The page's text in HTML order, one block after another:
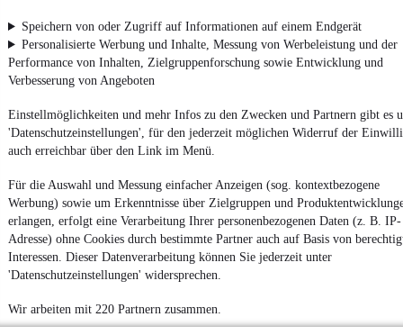
Speichern von oder Zugriff auf Informationen auf einem Endgerät
Personalisierte Werbung und Inhalte, Messung von Werbeleistung und der
Performance von Inhalten, Zielgruppenforschung sowie Entwicklung und
Verbesserung von Angeboten
Einstellmöglichkeiten und mehr Infos zu den Zwecken und Partnern gibt es
'Datenschutzeinstellungen', für den jederzeit möglichen Widerruf der
auch erreichbar über den Link im Menü.
Für die Auswahl und Messung einfacher Anzeigen (sog. kontextbezogene
Werbung) sowie um Erkenntnisse über Zielgruppen und
erlangen, erfolgt eine Verarbeitung Ihrer personenbezogenen Daten (z. B. IP-
Adresse) ohne Cookies durch bestimmte Partner auch auf Basis von
Interessen. Dieser Datenverarbeitung können Sie jederzeit unter
'Datenschutzeinstellungen' widersprechen.
Wir arbeiten mit 220 Partnern zusammen.
Weitere Fahrzeuge gibt es auf mobile.de, dem Marktplatz für
AutosundMotorräder